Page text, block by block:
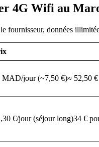
4G Wifi au
fournisseur, données
MAD/jour (~7,50 €)≈ 52,50
€/jour (séjour long)34 €